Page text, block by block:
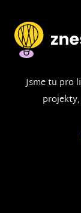
Jsme tu pro